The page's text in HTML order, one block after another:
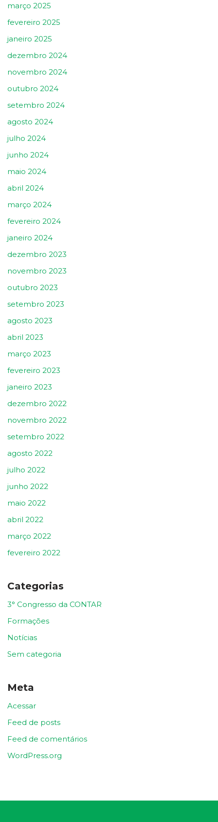
março 2025
fevereiro 2025
janeiro 2025
dezembro 2024
novembro 2024
outubro 2024
setembro 2024
agosto 2024
julho 2024
junho 2024
maio 2024
abril 2024
março 2024
fevereiro 2024
janeiro 2024
dezembro 2023
novembro 2023
outubro 2023
setembro 2023
agosto 2023
abril 2023
março 2023
fevereiro 2023
janeiro 2023
dezembro 2022
novembro 2022
setembro 2022
agosto 2022
julho 2022
junho 2022
maio 2022
abril 2022
março 2022
fevereiro 2022
Categorias
3° Congresso da CONTAR
Formações
Notícias
Sem categoria
Meta
Acessar
Feed de posts
Feed de comentários
WordPress.org